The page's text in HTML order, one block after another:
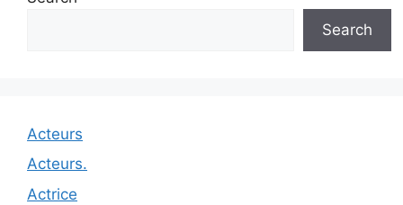
Search
Acteurs
Acteurs.
Actrice